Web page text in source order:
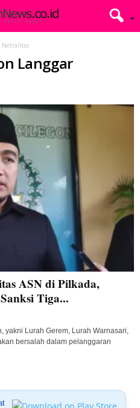
Netralitas
Langgar
ASN di Pilkada,
Tiga...
yakni Lurah Gerem, Lurah Warnasari,
bersalah dalam pelanggaran